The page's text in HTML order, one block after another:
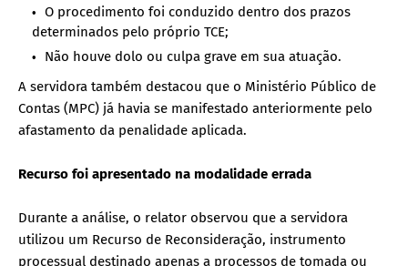
O procedimento foi conduzido dentro dos prazos
determinados pelo próprio TCE;
Não houve dolo ou culpa grave em sua atuação.
A servidora também destacou que o Ministério Público de
Contas (MPC) já havia se manifestado anteriormente pelo
afastamento da penalidade aplicada.
Recurso foi apresentado na modalidade errada
Durante a análise, o relator observou que a servidora
utilizou um Recurso de Reconsideração, instrumento
processual destinado apenas a processos de tomada ou